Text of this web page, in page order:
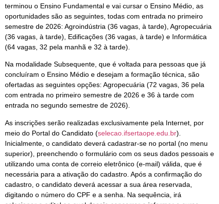
terminou o Ensino Fundamental e vai cursar o Ensino Médio, as
oportunidades são as seguintes, todas com entrada no primeiro
semestre de 2026: Agroindústria (36 vagas, à tarde), Agropecuária
(36 vagas, à tarde), Edificações (36 vagas, à tarde) e Informática
(64 vagas, 32 pela manhã e 32 à tarde).
Na modalidade Subsequente, que é voltada para pessoas que já
concluíram o Ensino Médio e desejam a formação técnica, são
ofertadas as seguintes opções: Agropecuária (72 vagas, 36 pela
com entrada no primeiro semestre de 2026 e 36 à tarde com
entrada no segundo semestre de 2026).
As inscrições serão realizadas exclusivamente pela Internet, por
meio do Portal do Candidato (selecao.ifsertaope.edu.br).
Inicialmente, o candidato deverá cadastrar-se no portal (no menu
superior), preenchendo o formulário com os seus dados pessoais e
utilizando uma conta de correio eletrônico (e-mail) válida, que é
necessária para a ativação do cadastro. Após a confirmação do
cadastro, o candidato deverá acessar a sua área reservada,
digitando o número do CPF e a senha. Na sequência, irá